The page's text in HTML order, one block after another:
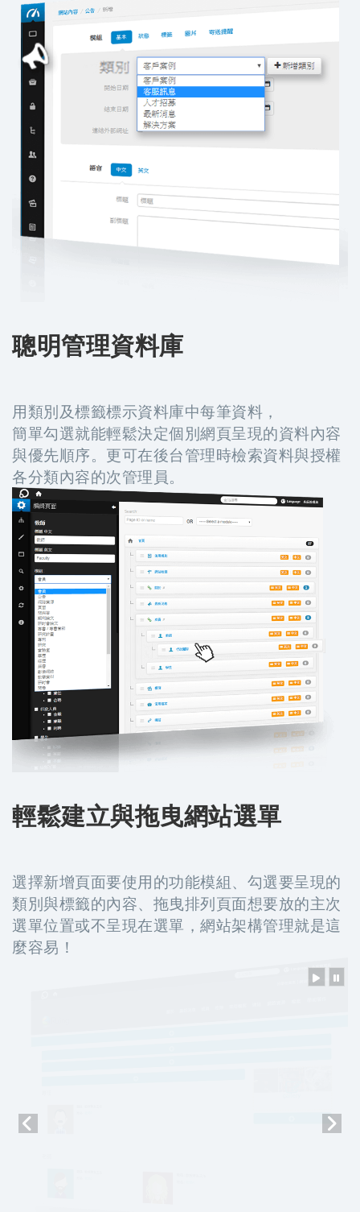
聰明管理資料庫
用類別及標籤標示資料庫中每筆資料，
簡單勾選就能輕鬆決定個別網頁呈現的資料內容
與優先順序。更可在後台管理時檢索資料與授權
各分類內容的次管理員。
輕鬆建立與拖曳網站選單
選擇新增頁面要使用的功能模組、勾選要呈現的
類別與標籤的內容、拖曳排列頁面想要放的主次
選單位置或不呈現在選單，網站架構管理就是這
麼容易！